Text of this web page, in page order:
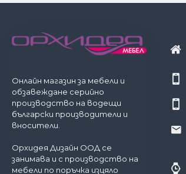
Онлайн магазин за мебели и
обзавеждане серийно
производство на водещи
български производители и
вносители.
Орхидея Дизайн ООД се
занимава и с производство на
мебели по поръчка изцяло